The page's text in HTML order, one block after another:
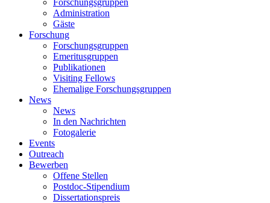
Administration
Gäste
Forschung
Forschungsgruppen
Emeritusgruppen
Publikationen
Visiting Fellows
Ehemalige Forschungsgruppen
News
News
In den Nachrichten
Fotogalerie
Events
Outreach
Bewerben
Offene Stellen
Postdoc-Stipendium
Dissertationspreis